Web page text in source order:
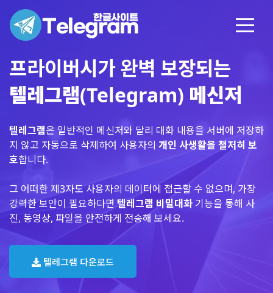
프라이버시가 완벽 보장되는
텔레그램(Telegram) 메신저
텔레그램은 일반적인 메신저와 달리 대화 내용을 서버에 저장하
지 않고 자동으로 삭제하여 사용자의 개인 사생활을 철저히 보
호합니다.
그 어떠한 제3자도 사용자의 데이터에 접근할 수 없으며, 가장
강력한 보안이 필요하다면 텔레그램 비밀대화 기능을 통해 사
진, 동영상, 파일을 안전하게 전송해 보세요.
텔레그램 다운로드